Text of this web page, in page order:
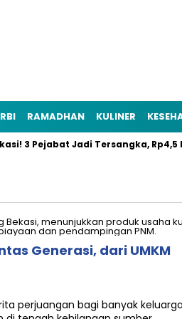
RAMADHAN KULINER
3 Pejabat Jadi Tersangka, Rp4,5
Generasi, dari UMKM
perjuangan bagi banyak keluarga